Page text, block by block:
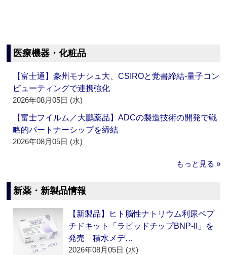
医療機器・化粧品
【富士通】豪州モナシュ大、CSIROと覚書締結‐量子コン
ピューティングで連携強化
2026年08月05日 (水)
【富士フイルム／大鵬薬品】ADCの製造技術の開発で戦
略的パートナーシップを締結
2026年08月05日 (水)
もっと見る »
新薬・新製品情報
【新製品】ヒト脳性ナトリウム利尿ペプ
チドキット「ラピッドチップBNP-II」を
発売 積水メデ…
2026年08月05日 (水)